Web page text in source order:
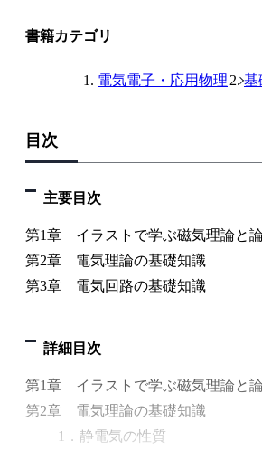
書籍カテゴリ
電気電子・応用物理 基
目次
主要目次
第1章 イラストで学ぶ磁気理論と
第2章 電気理論の基礎知識
第3章 電気回路の基礎知識
詳細目次
第1章 イラストで学ぶ磁気理論と
第2章 電気理論の基礎知識
1．静電気の性質